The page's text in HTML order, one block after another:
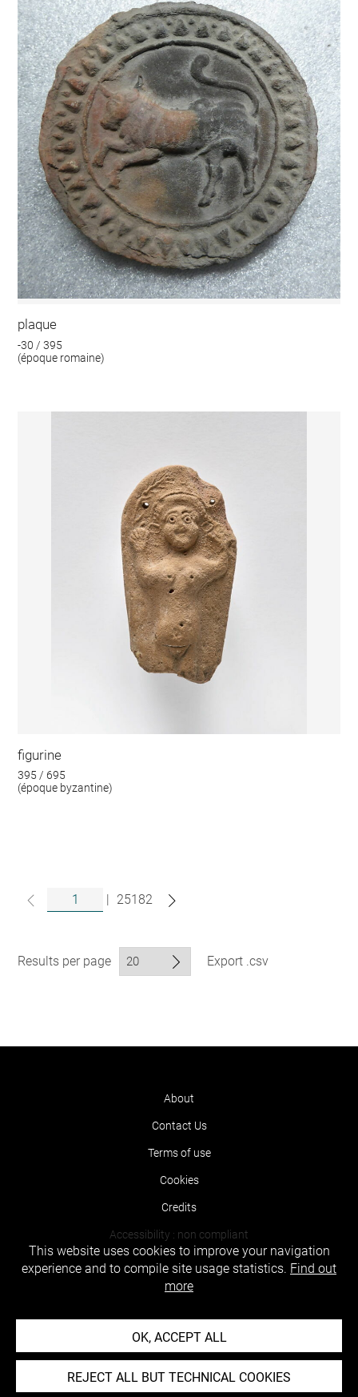
plaque
-30 / 395
(époque romaine)
figurine
395 / 695
(époque byzantine)
| 25182
Results per page Export .csv
About
Contact Us
Terms of use
Cookies
Credits
Accessibility : non compliant
This website uses cookies to improve your navigation
experience and to compile site usage statistics. Find out
more
OK, ACCEPT ALL
REJECT ALL BUT TECHNICAL COOKIES